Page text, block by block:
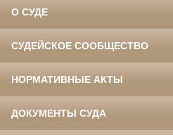
О СУДЕ
СУДЕЙСКОЕ СООБЩЕСТВО
НОРМАТИВНЫЕ АКТЫ
ДОКУМЕНТЫ СУДА